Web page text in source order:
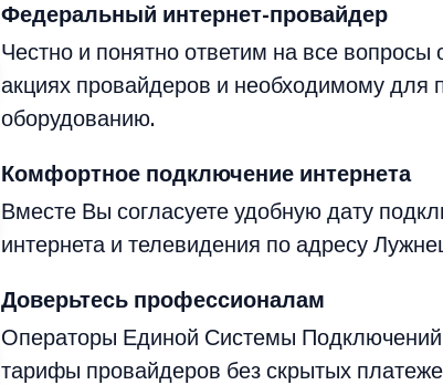
Федеральный интернет-провайдер
Честно и понятно ответим на все вопросы
акциях провайдеров и необходимому для
оборудованию.
Комфортное подключение интернета
Вместе Вы согласуете удобную дату
интернета и телевидения по адресу
Доверьтесь профессионалам
Операторы Единой Системы
тарифы провайдеров без скрытых